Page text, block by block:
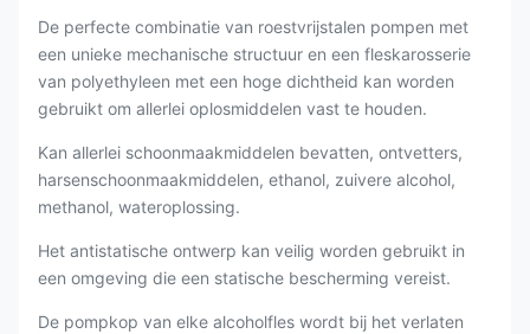
De perfecte combinatie van roestvrijstalen pompen met
een unieke mechanische structuur en een fleskarosserie
van polyethyleen met een hoge dichtheid kan worden
gebruikt om allerlei oplosmiddelen vast te houden.
Kan allerlei schoonmaakmiddelen bevatten, ontvetters,
harsenschoonmaakmiddelen, ethanol, zuivere alcohol,
methanol, wateroplossing.
Het antistatische ontwerp kan veilig worden gebruikt in
een omgeving die een statische bescherming vereist.
De pompkop van elke alcoholfles wordt bij het verlaten